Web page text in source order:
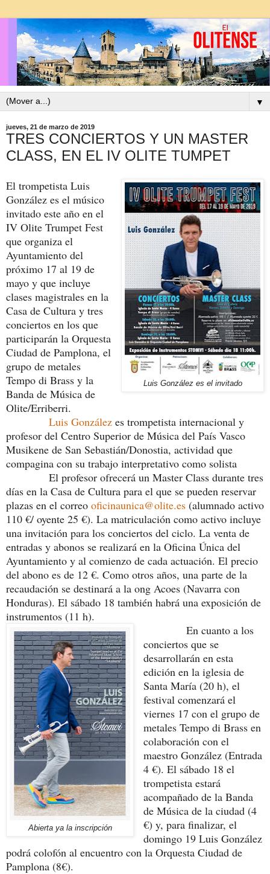
▼
jueves, 21 de marzo de 2019
TRES CONCIERTOS Y UN MASTER
CLASS, EN EL IV OLITE TUMPET
Luis González es el invitado
El trompetista Luis
González es el músico
invitado este año en el
IV Olite Trumpet Fest
que organiza el
Ayuntamiento del
próximo 17 al 19 de
mayo y que incluye
clases magistrales en la
Casa de Cultura y tres
conciertos en los que
participarán la Orquesta
Ciudad de Pamplona, el
grupo de metales
Tempo di Brass y la
Banda de Música de
Olite/Erriberri.
Luis González es trompetista internacional y
profesor del Centro Superior de Música del País Vasco
Musikene de San Sebastián/Donostia, actividad que
compagina con su trabajo interpretativo como solista
El profesor ofrecerá un Master Class durante tres
días en la Casa de Cultura para el que se pueden reservar
plazas en el correo oficinaunica@olite.es (alumnado activo
110 €/ oyente 25 €). La matriculación como activo incluye
una invitación para los conciertos del ciclo. La venta de
entradas y abonos se realizará en la Oficina Única del
Ayuntamiento y al comienzo de cada actuación. El precio
del abono es de 12 €. Como otros años, una parte de la
recaudación se destinará a la ong Acoes (Navarra con
Honduras). El sábado 18 también habrá una exposición de
instrumentos (11 h).
Abierta ya la inscripción
En cuanto a los
conciertos que se
desarrollarán en esta
edición en la iglesia de
Santa María (20 h), el
festival comenzará el
viernes 17 con el grupo de
metales Tempo di Brass en
colaboración con el
maestro González (Entrada
4 €). El sábado 18 el
trompetista estará
acompañado de la Banda
de Música de la ciudad (4
€) y, para finalizar, el
domingo 19 Luis González
podrá colofón al encuentro con la Orquesta Ciudad de
Pamplona (8€).